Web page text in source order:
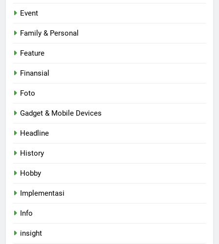
Event
Family & Personal
Feature
Finansial
Foto
Gadget & Mobile Devices
Headline
History
Hobby
Implementasi
Info
insight